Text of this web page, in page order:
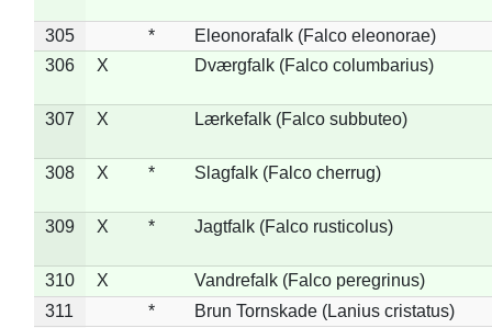
305 *
Eleonorafalk (Falco eleonorae)
306
X Dværgfalk (Falco columbarius)
307 X Lærkefalk (Falco subbuteo)
308 X * Slagfalk (Falco cherrug)
309 X * Jagtfalk (Falco rusticolus)
310 X
Vandrefalk (Falco peregrinus)
311
*
Brun Tornskade (Lanius cristatus)